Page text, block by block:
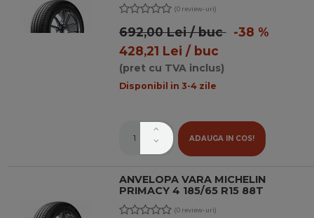
(0 review-uri)
692,00 Lei / buc-38 %
428,21 Lei / buc
(pret cu TVA inclus)
Disponibil in 3-4 zile
ADAUGA IN COS!
ANVELOPA VARA MICHELIN
PRIMACY 4 185/65 R15 88T
(0 review-uri)